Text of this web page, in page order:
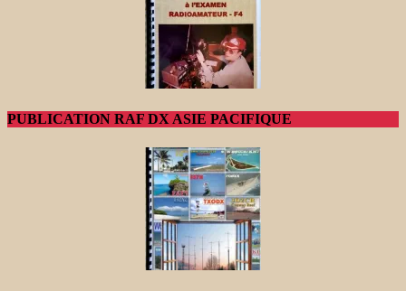
PUBLICATION RAF DX ASIE PACIFIQUE